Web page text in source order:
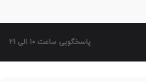
پاسخگویی ساعت 10 الی 21